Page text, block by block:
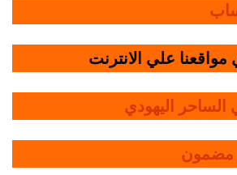
مواقعنا علي الانترنت
اليهودي
مضمون